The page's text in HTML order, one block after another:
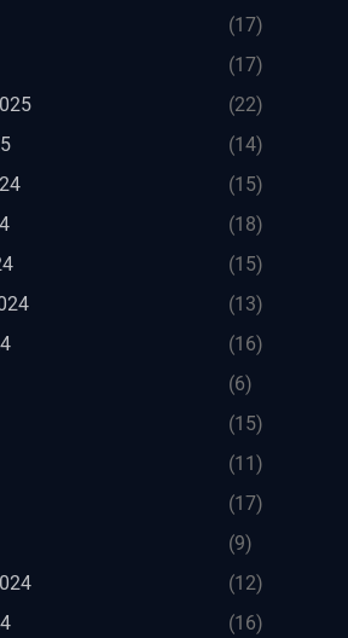
(17)
(17)
(22)
(14)
(15)
(18)
(15)
(13)
(16)
(6)
(15)
(11)
(17)
(9)
(12)
(16)